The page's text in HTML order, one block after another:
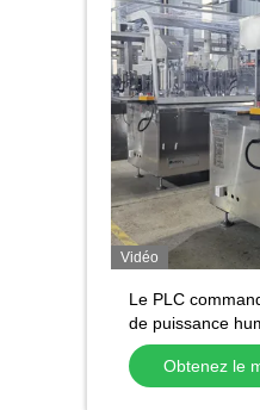
Vidéo
Le PLC
de puissance
automatique de
la CE deObtenez le